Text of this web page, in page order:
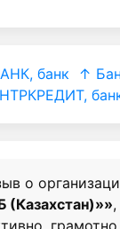
банк ↑
о
(Казахстан)»»